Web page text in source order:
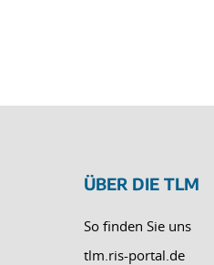
ÜBER DIE TLM
So finden Sie uns
tlm.ris-portal.de